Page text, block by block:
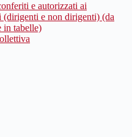
e autorizzati ai
(dirigenti e non dirigenti) (da
in tabelle)